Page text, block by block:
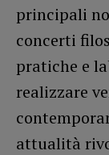
principali
concerti
pratiche e
realizzare
attualità